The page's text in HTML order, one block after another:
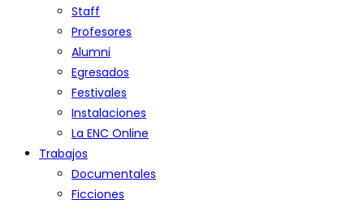
Staff
Profesores
Alumni
Egresados
Festivales
Instalaciones
La ENC Online
Trabajos
Documentales
Ficciones